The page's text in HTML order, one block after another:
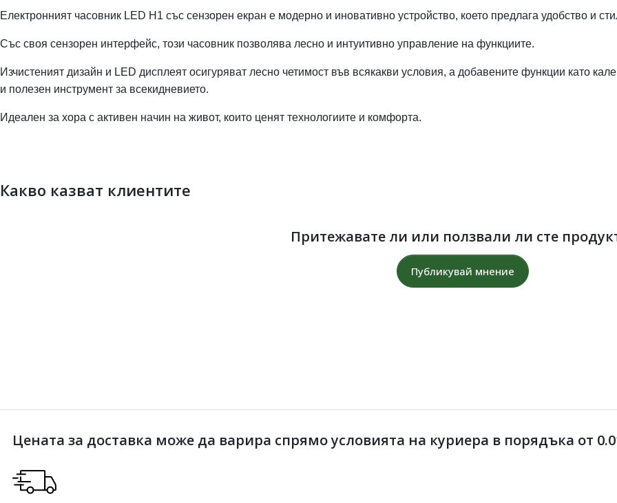
Електронният часовник LED H1 със сензорен екран е модерно и иновативно устройство, което предлага удобство и
Със своя сензорен интерфейс, този часовник позволява лесно и интуитивно управление на функциите.
Изчистеният дизайн и LED дисплеят осигуряват лесно четимост във всякакви условия, а добавените функции като
и полезен инструмент за всекидневието.
Идеален за хора с активен начин на живот, които ценят технологиите и комфорта.
Какво казват клиентите
Притежавате ли или ползвали ли сте
Публикувай мнение
Цената за доставка може да варира спрямо условията на куриера в порядъка от